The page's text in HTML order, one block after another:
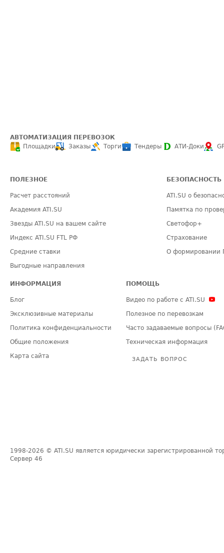
АВТОМАТИЗАЦИЯ ПЕРЕВОЗОК
Площадки
Заказы Торги Тендеры АТИ-Доки
ПОЛЕЗНОЕ
Расчет расстояний
Академия ATI.SU
Звезды ATI.SU на вашем сайте
Индекс ATI.SU FTL РФ
Средние ставки
Выгодные направления
БЕЗОПАСНОСТЬ
ATI.SU о
Памятка по
Светофор+
Страхование
О формировании
ИНФОРМАЦИЯ
Блог
Эксклюзивные материалы
Политика конфиденциальности
Общие положения
Карта сайта
ПОМОЩЬ
Видео по работе с ATI.SU
Полезное по перевозкам
Часто задаваемые вопросы
Техническая информация
ЗАДАТЬ ВОПРОС
1998-2026 © ATI.SU является юридически зарегистрированной
Сервер 46